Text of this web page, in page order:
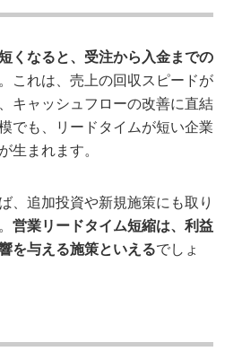
くなると、受注から入金までの
これは、売上の回収スピードが
キャッシュフローの改善に直結
でも、リードタイムが短い企業
生まれます。
、追加投資や新規施策にも取り
営業リードタイム短縮は、利益
を与える施策といえるでしょ